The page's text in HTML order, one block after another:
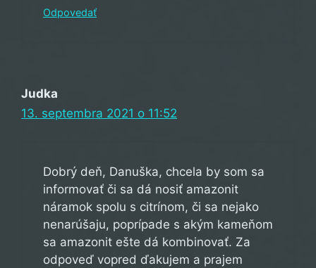
Odpovedať
Judka
13. septembra 2021 o 11:52
Dobrý deň, Danuška, chcela by som sa
informovať či sa dá nosiť amazonit
náramok spolu s citrínom, či sa nejako
nenarúšaju, poprípade s akým kameňom
sa amazonit ešte dá kombinovať. Za
odpoveď vopred ďakujem a prajem